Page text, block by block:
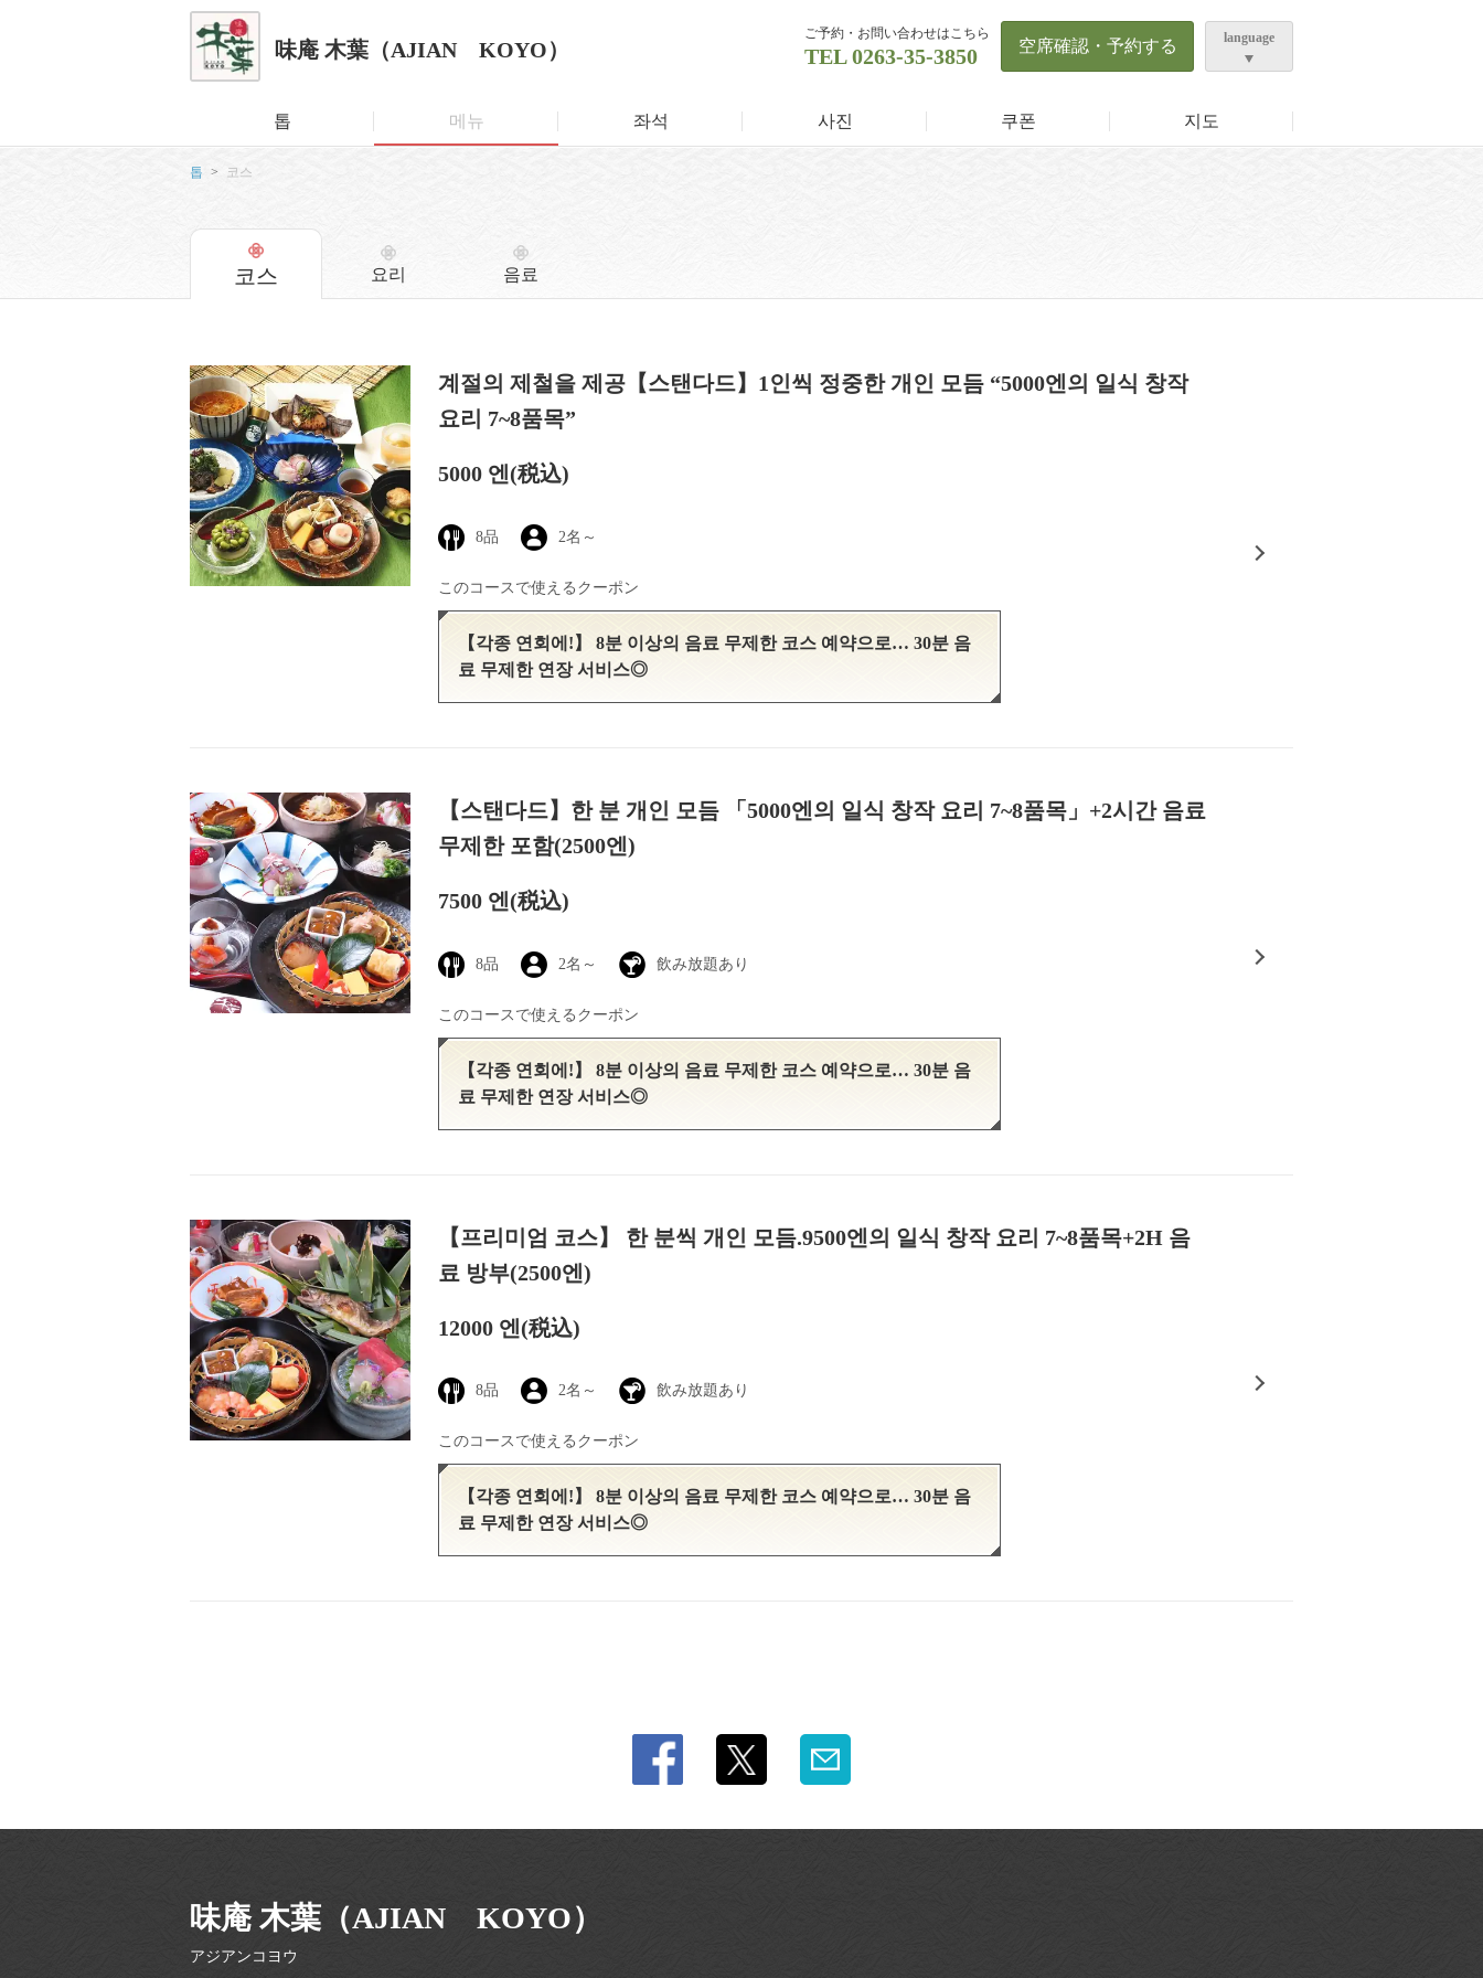
味庵 木葉（AJIAN KOYO）
ご予約・お問い合わせはこちら
TEL0263-35-3850 空席確認・予約する language
톱 메뉴 좌석 사진 쿠폰 지도
톱 코스
코스 요리 음료
계절의 제철을 제공【스탠다드】1인씩 정중한 개인 모듬 “5000엔의 일식 창작
요리 7~8품목”
5000 엔(税込)
8品 2名～
このコースで使えるクーポン
【각종 연회에!】 8분 이상의 음료 무제한 코스 예약으로… 30분 음
료 무제한 연장 서비스◎
【스탠다드】한 분 개인 모듬 「5000엔의 일식 창작 요리 7~8품목」+2시간 음료
무제한 포함(2500엔)
7500 엔 (税込)
8品 2名～ 飲み放題あり
このコースで使えるクーポン
【각종 연회에!】 8분 이상의 음료 무제한 코스 예약으로… 30분 음
료 무제한 연장 서비스◎
【프리미엄 코스】 한 분씩 개인 모듬.9500엔의 일식 창작 요리 7~8품목+2H 음
료 방부(2500엔)
12000 엔 (税込)
8品 2名～ 飲み放題あり
このコースで使えるクーポン
【각종 연회에!】 8분 이상의 음료 무제한 코스 예약으로… 30분 음
료 무제한 연장 서비스◎
味庵 木葉（AJIAN KOYO）
アジアンコヨウ